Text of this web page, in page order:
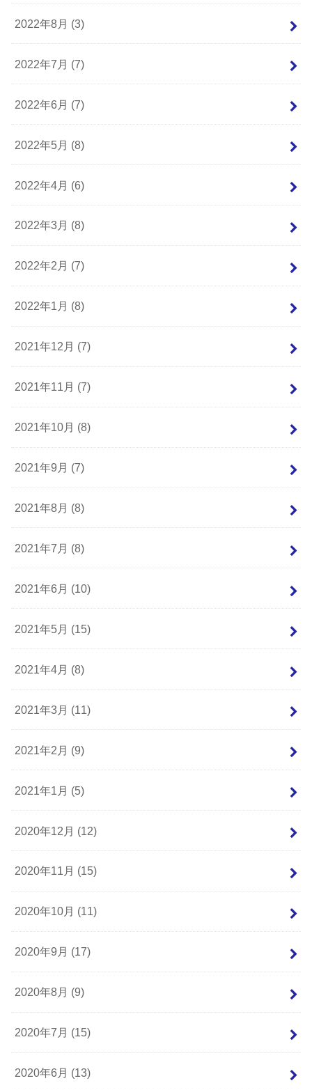
2022年8月 (3)
2022年7月 (7)
2022年6月 (7)
2022年5月 (8)
2022年4月 (6)
2022年3月 (8)
2022年2月 (7)
2022年1月 (8)
2021年12月 (7)
2021年11月 (7)
2021年10月 (8)
2021年9月 (7)
2021年8月 (8)
2021年7月 (8)
2021年6月 (10)
2021年5月 (15)
2021年4月 (8)
2021年3月 (11)
2021年2月 (9)
2021年1月 (5)
2020年12月 (12)
2020年11月 (15)
2020年10月 (11)
2020年9月 (17)
2020年8月 (9)
2020年7月 (15)
2020年6月 (13)